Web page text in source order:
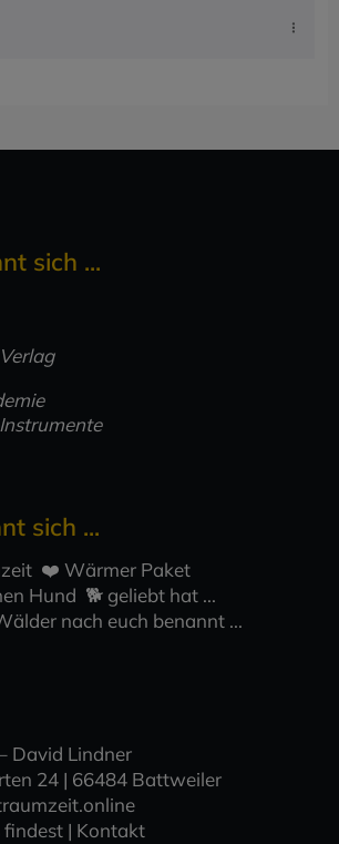
sich ...
Verlag
Instrumente
sich ...
❤️ Wärmer Paket
Hund 🐕 geliebt hat ...
nach euch benannt ...
David Lindner
24 | 66484 Battweiler
| Kontakt